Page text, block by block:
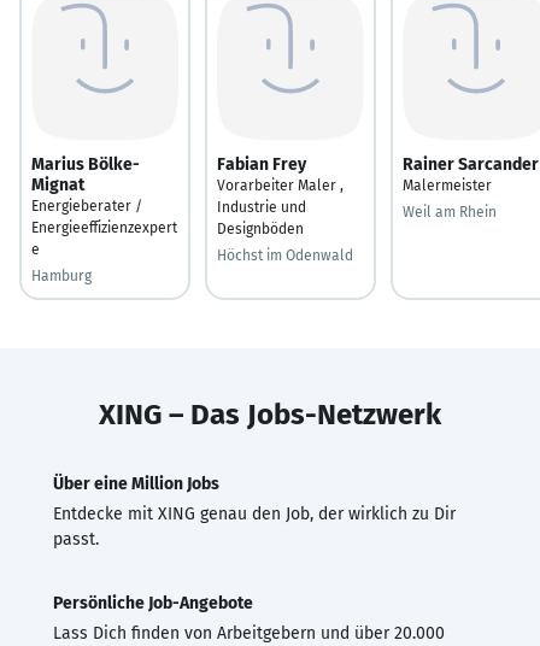
Marius Bölke-
Mignat
Energieberater /
Energieeffizienzexpert
e
Hamburg
Fabian Frey
Vorarbeiter Maler ,
Industrie und
Designböden
Höchst im Odenwald
Rainer Sarcander
Malermeister
Weil am Rhein
XING – Das Jobs-Netzwerk
Über eine Million Jobs
Entdecke mit XING genau den Job, der wirklich zu Dir
passt.
Persönliche Job-Angebote
Lass Dich finden von Arbeitgebern und über 20.000